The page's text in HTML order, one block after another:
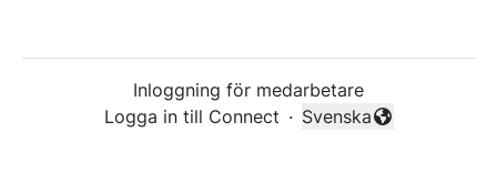
Inloggning för medarbetare
Logga in till Connect ·
Byt språk
Svenska